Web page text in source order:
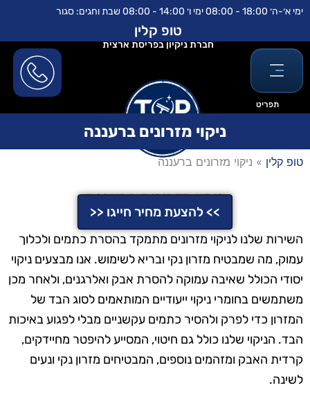
לתוכן
דילוג
ימי א׳-ה׳ 18:00 - 08:00 ימי ו׳ 14:00 - 08:00 שבת וחגים: סגור
תפריט
טופ קלין
חברת ניקיון בפריסת ארצית
ניקוי מזרונים ברעננה
טופ קלין » ניקוי מזרונים ברעננה
ניקוי מזרונים ברעננה
>> להצעת מחיר חייגו <<
השירות שלנו לניקוי מזרונים מתמקד בהסרת כתמים ולכלוך
עמוק, מה שמבטיח מזרון נקי ובריא לשימוש. אנו מבצעים ניקוי
יסודי הכולל שאיבה עמוקה להסרת אבק ואלרגנים, ולאחר מכן
משתמשים בחומרי ניקוי ייעודיים המותאמים לסוג הבד של
המזרון כדי לפרק ולהסיר כתמים עקשניים מבלי לפגוע באיכות
הבד. הניקוי שלנו כולל גם חיטוי, המסייע להיפטר מחיידקים,
קרדית האבק ומזהמים נוספים, המבטיחים מזרון נקי ונעים
לשינה.